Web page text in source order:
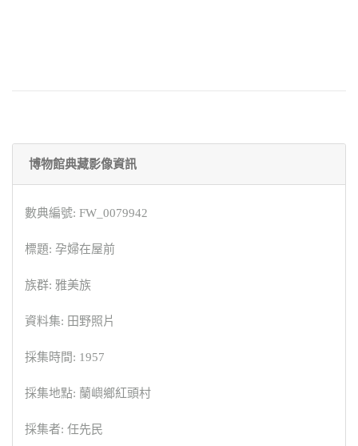
博物館典藏影像資訊
數典編號: FW_0079942
標題: 孕婦在屋前
族群: 雅美族
資料集: 田野照片
採集時間: 1957
採集地點: 蘭嶼鄉紅頭村
採集者: 任先民